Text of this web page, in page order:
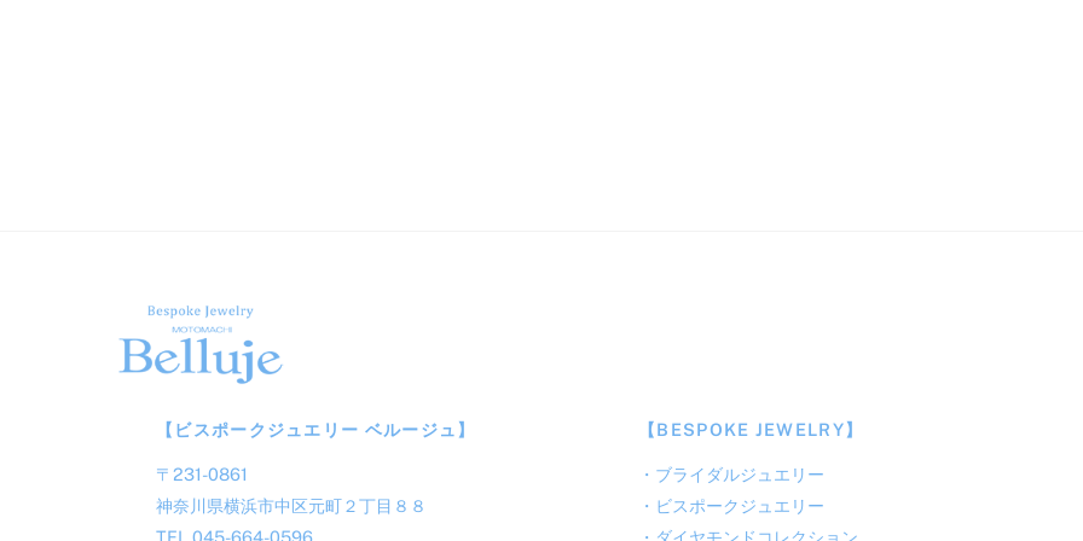
【ビスポークジュエリー ベルージュ】
〒231-0861
神奈川県横浜市中区元町２丁目８８
TEL 045-664-0596
【BESPOKE JEWELRY】
・ ブライダルジュエリー
・ ビスポークジュエリー
・ ダイヤモンドコレクション